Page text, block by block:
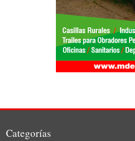
Categorías